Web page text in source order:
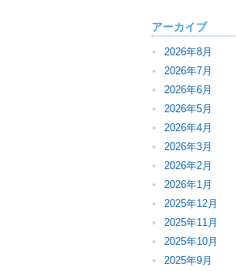
アーカイブ
2026年8月
2026年7月
2026年6月
2026年5月
2026年4月
2026年3月
2026年2月
2026年1月
2025年12月
2025年11月
2025年10月
2025年9月